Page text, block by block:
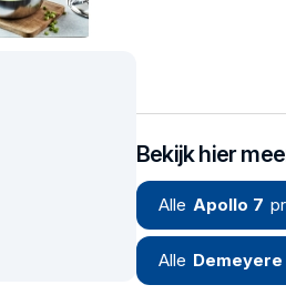
Bekijk hier
Alle Apollo 7
Alle Demeyere